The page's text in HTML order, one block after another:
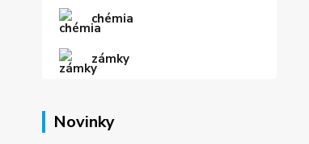
chémia
zámky
Novinky